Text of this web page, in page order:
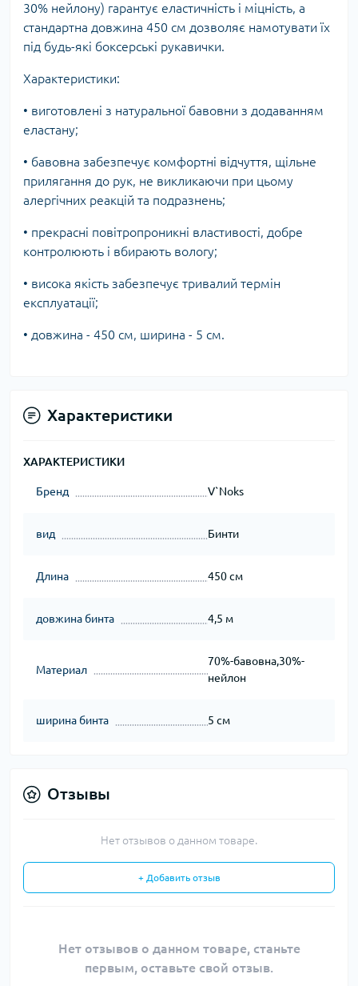
30% нейлону) гарантує еластичність і міцність, а
стандартна довжина 450 см дозволяє намотувати їх
під будь-які боксерські рукавички.
Характеристики:
• виготовлені з натуральної бавовни з додаванням
еластану;
• бавовна забезпечує комфортні відчуття, щільне
прилягання до рук, не викликаючи при цьому
алергічних реакцій та подразнень;
• прекрасні повітропроникні властивості, добре
контролюють і вбирають вологу;
• висока якість забезпечує тривалий термін
експлуатації;
• довжина - 450 см, ширина - 5 см.
Характеристики
ХАРАКТЕРИСТИКИ
Бренд V`Noks
вид Бинти
Длина 450 см
довжина бинта 4,5 м
Материал
70%-бавовна,30%-
нейлон
ширина бинта 5 см
Отзывы
Нет отзывов о данном товаре.
+ Добавить отзыв
Нет отзывов о данном товаре, станьте
первым, оставьте свой отзыв.